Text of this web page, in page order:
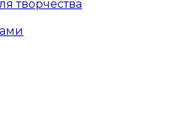
творчества